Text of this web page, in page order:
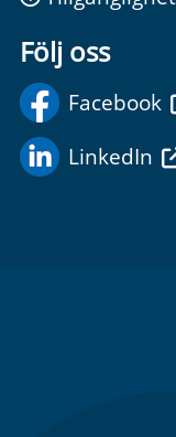
Följ oss
Facebook
LinkedIn